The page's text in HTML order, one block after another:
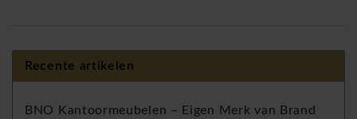
Recente artikelen
BNO Kantoormeubelen – Eigen Merk van Brand